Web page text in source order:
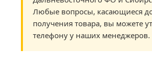
Любые вопросы, касающиеся
получения товара, вы можете
телефону у наших менеджеров.